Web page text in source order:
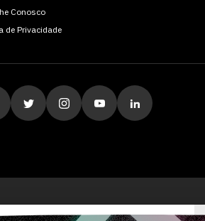
Conosco
de Privacidade